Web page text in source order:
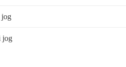
jog
jog